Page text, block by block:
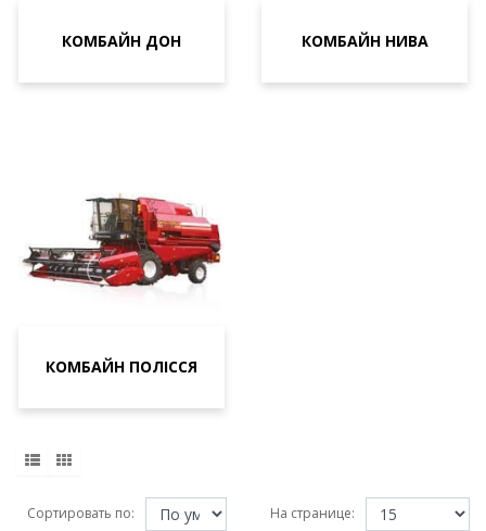
КОМБАЙН ДОН КОМБАЙН НИВА
КОМБАЙН ПОЛІССЯ
Сортировать по: На странице: